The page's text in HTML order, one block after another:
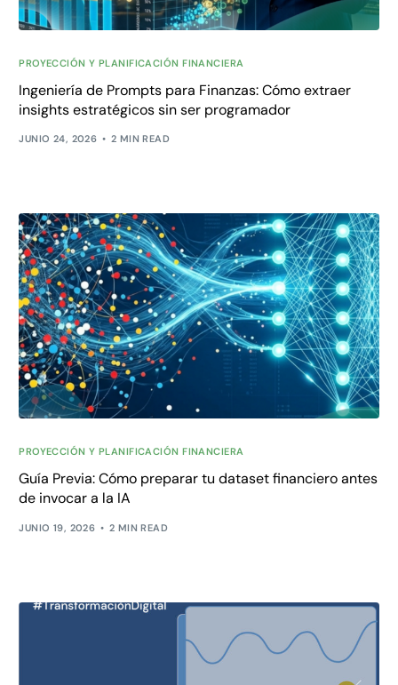
PROYECCIÓN Y PLANIFICACIÓN FINANCIERA
Ingeniería de Prompts para Finanzas: Cómo extraer
insights estratégicos sin ser programador
JUNIO 24, 2026 2 MIN READ
PROYECCIÓN Y PLANIFICACIÓN FINANCIERA
Guía Previa: Cómo preparar tu dataset financiero antes
de invocar a la IA
JUNIO 19, 2026 2 MIN READ